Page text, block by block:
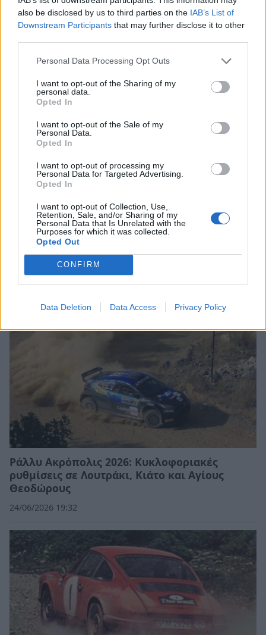
also be disclosed by us to third parties on the IAB’s List of
Downstream Participants that may further disclose it to other
Personal Data Processing Opt Outs
I want to opt-out of the Sharing of my
personal data.
Opted In
I want to opt-out of the Sale of my
Personal Data.
Opted In
I want to opt-out of processing my
Personal Data for Targeted Advertising.
Opted In
I want to opt-out of Collection, Use,
Retention, Sale, and/or Sharing of my
Personal Data that Is Unrelated with the
Purposes for which it was collected.
Opted Out
CONFIRM
Data Deletion Data Access Privacy Policy
Υβριδικά αυτοκίνητα και αξιοπιστία: Τι
Το Ναύπλιο γέμισε με εμβληματικές Ferrari
07/07/2026 13:28
Ράλλυ Ακρόπολις 2026: Κυκλοφοριακές
ρυθμίσεις σε Λουτράκι, Κιάτο και Αγίους
Θεοδώρους
24/06/2026 19:32